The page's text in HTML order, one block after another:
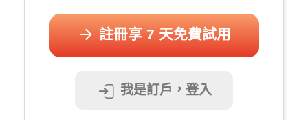
註冊享 7 天免費試用
我是訂戶，登入